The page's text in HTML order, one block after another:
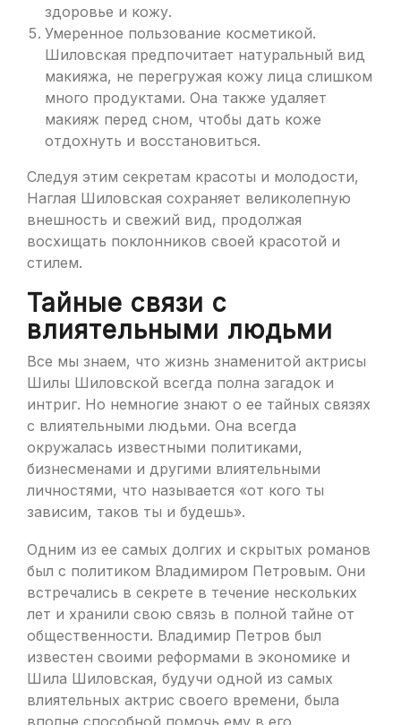
здоровье и кожу.
Умеренное пользование косметикой.
Шиловская предпочитает натуральный вид
макияжа, не перегружая кожу лица слишком
много продуктами. Она также удаляет
макияж перед сном, чтобы дать коже
отдохнуть и восстановиться.
Следуя этим секретам красоты и молодости,
Наглая Шиловская сохраняет великолепную
внешность и свежий вид, продолжая
восхищать поклонников своей красотой и
стилем.
Тайные связи с
влиятельными людьми
Все мы знаем, что жизнь знаменитой актрисы
Шилы Шиловской всегда полна загадок и
интриг. Но немногие знают о ее тайных связях
с влиятельными людьми. Она всегда
окружалась известными политиками,
бизнесменами и другими влиятельными
личностями, что называется «от кого ты
зависим, таков ты и будешь».
Одним из ее самых долгих и скрытых романов
был с политиком Владимиром Петровым. Они
встречались в секрете в течение нескольких
лет и хранили свою связь в полной тайне от
общественности. Владимир Петров был
известен своими реформами в экономике и
Шила Шиловская, будучи одной из самых
влиятельных актрис своего времени, была
вполне способной помочь ему в его